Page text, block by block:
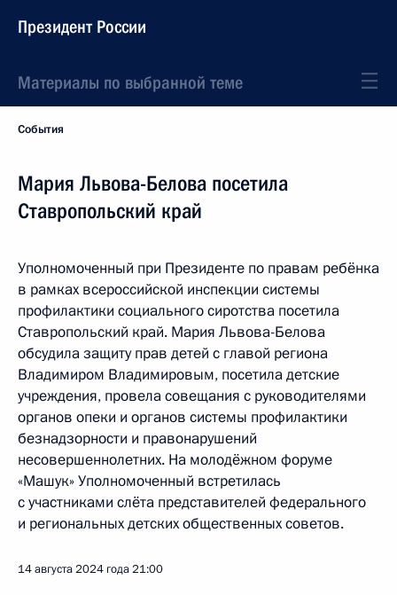
Президент России
Материалы по выбранной теме
События
Мария Львова-Белова посетила
Ставропольский край
Уполномоченный при Президенте по правам ребёнка
в рамках всероссийской инспекции системы
профилактики социального сиротства посетила
Ставропольский край. Мария Львова-Белова
обсудила защиту прав детей с главой региона
Владимиром Владимировым, посетила детские
учреждения, провела совещания с руководителями
органов опеки и органов системы профилактики
безнадзорности и правонарушений
несовершеннолетних. На молодёжном форуме
«Машук» Уполномоченный встретилась
с участниками слёта представителей федерального
и региональных детских общественных советов.
14 августа 2024 года21:00